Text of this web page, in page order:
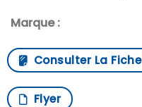
Marque :
Consulter La
Flyer